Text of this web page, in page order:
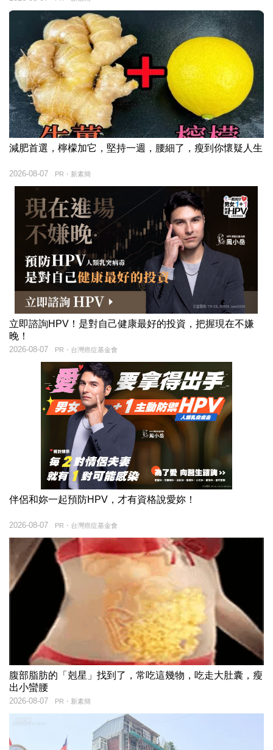
減肥首選，檸檬加它，堅持一週，腰細了，瘦到你懷疑人生
PR・新素簡
2026-08-07
立即諮詢HPV！是對自己健康最好的投資，把握現在不嫌
晚！
PR・台灣癌症基金會
2026-08-07
伴侶和妳一起預防HPV，才有資格說愛妳！
PR・台灣癌症基金會
2026-08-07
腹部脂肪的「剋星」找到了，常吃這幾物，吃走大肚囊，瘦
出小蠻腰
PR・新素簡
2026-08-07